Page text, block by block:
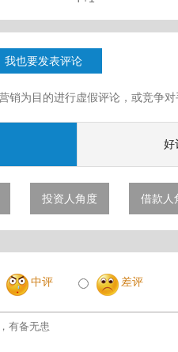
我也要发表评论
销为目的进行虚假评论，或竞争
好
投资人角度 借款人
中评 差评